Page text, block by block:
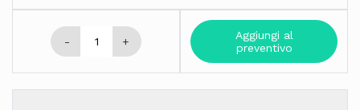
- +
Aggiungi al
preventivo